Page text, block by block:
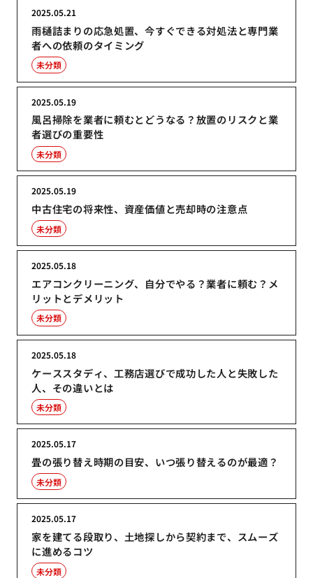
雨樋詰まりの応急処置、今すぐできる対処法と専門業
者への依頼のタイミング
2025.05.21
未分類
風呂掃除を業者に頼むとどうなる？放置のリスクと業
者選びの重要性
2025.05.19
未分類
中古住宅の将来性、資産価値と売却時の注意点
2025.05.19
未分類
エアコンクリーニング、自分でやる？業者に頼む？メ
リットとデメリット
2025.05.18
未分類
ケーススタディ、工務店選びで成功した人と失敗した
人、その違いとは
2025.05.18
未分類
畳の張り替え時期の目安、いつ張り替えるのが最適？
2025.05.17
未分類
家を建てる段取り、土地探しから契約まで、スムーズ
に進めるコツ
2025.05.17
未分類